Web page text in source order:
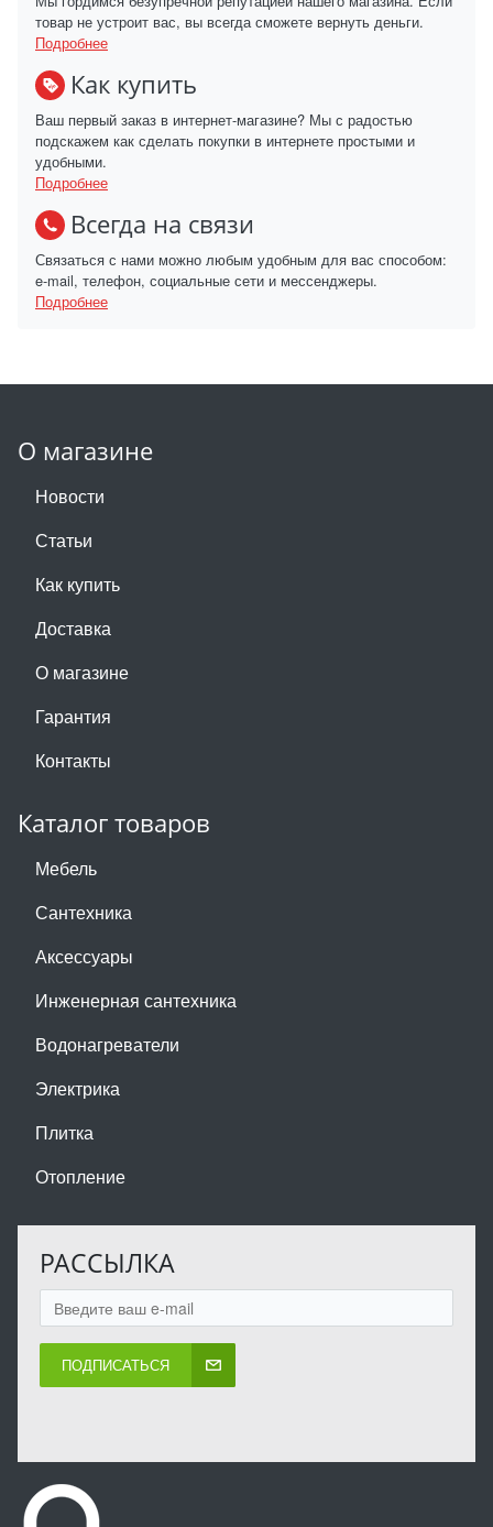
товар не устроит вас, вы всегда сможете вернуть деньги.
Подробнее
Как купить
Ваш первый заказ в интернет-магазине? Мы с радостью
подскажем как сделать покупки в интернете простыми и
удобными.
Подробнее
Всегда на связи
Связаться с нами можно любым удобным для вас способом:
e-mail, телефон, социальные сети и мессенджеры.
Подробнее
О магазине
Новости
Статьи
Как купить
Доставка
О магазине
Гарантия
Контакты
Каталог товаров
Мебель
Сантехника
Аксессуары
Инженерная сантехника
Водонагреватели
Электрика
Плитка
Отопление
РАССЫЛКА
ПОДПИСАТЬСЯ